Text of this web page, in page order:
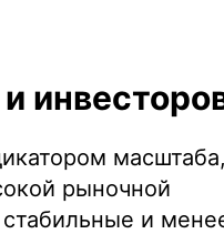
масштаба,
рыночной
и